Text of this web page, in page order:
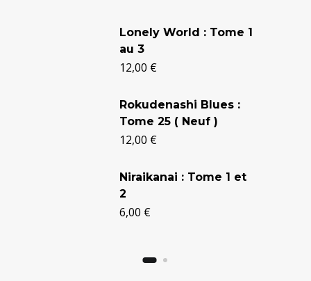
Lonely World : Tome 1
au 3
12,00 €
Rokudenashi Blues :
Tome 25 ( Neuf )
12,00 €
Niraikanai : Tome 1 et
2
6,00 €